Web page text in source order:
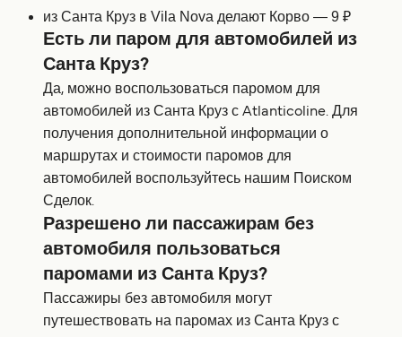
из Санта Круз в Vila Nova делают Корво — 9 ₽
Есть ли паром для автомобилей из
Санта Круз?
Да, можно воспользоваться паромом для
автомобилей из Санта Круз с Atlanticoline. Для
получения дополнительной информации о
маршрутах и стоимости паромов для
автомобилей воспользуйтесь нашим Поиском
Сделок.
Разрешено ли пассажирам без
автомобиля пользоваться
паромами из Санта Круз?
Пассажиры без автомобиля могут
путешествовать на паромах из Санта Круз с